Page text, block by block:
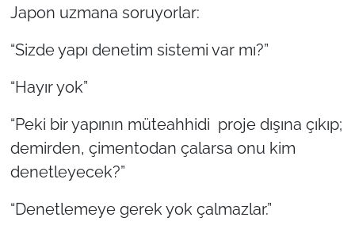
Japon uzmana soruyorlar:
“Sizde yapı denetim sistemi var mı?”
“Hayır yok”
“Peki bir yapının müteahhidi proje dışına çıkıp;
demirden, çimentodan çalarsa onu kim
denetleyecek?”
“Denetlemeye gerek yok çalmazlar.”